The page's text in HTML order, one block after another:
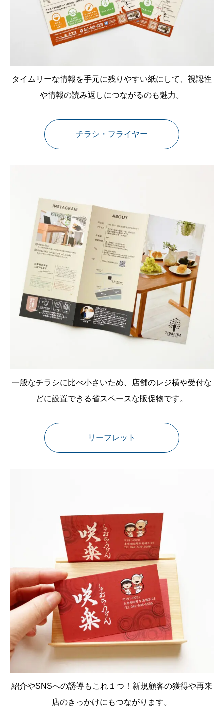
タイムリーな情報を手元に残りやすい紙にして、視認性
や情報の読み返しにつながるのも魅力。
チラシ・フライヤー
一般なチラシに比べ小さいため、店舗のレジ横や受付な
どに設置できる省スペースな販促物です。
リーフレット
紹介やSNSへの誘導もこれ１つ！新規顧客の獲得や再来
店のきっかけにもつながります。